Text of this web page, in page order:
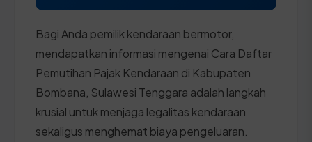
Bagi Anda pemilik kendaraan bermotor,
mendapatkan informasi mengenai Cara Daftar
Pemutihan Pajak Kendaraan di Kabupaten
Bombana, Sulawesi Tenggara adalah langkah
krusial untuk menjaga legalitas kendaraan
sekaligus menghemat biaya pengeluaran.